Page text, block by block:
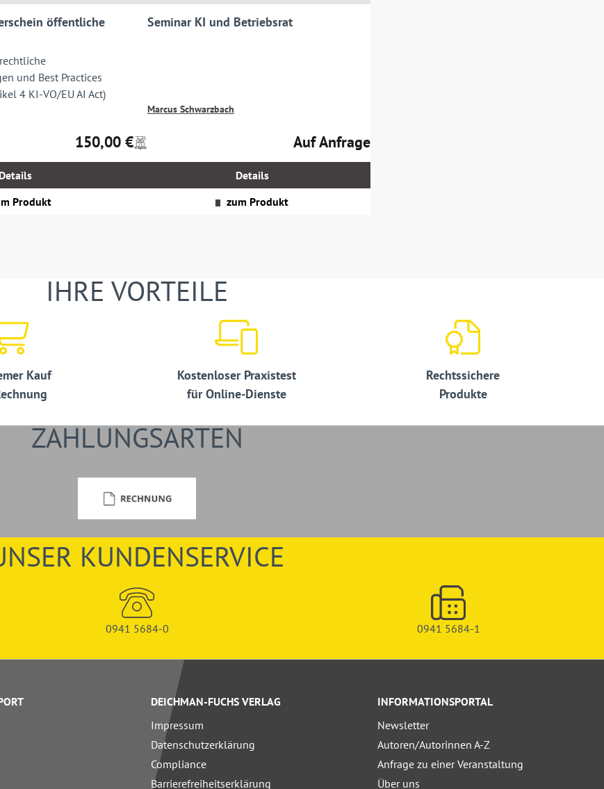
öffentliche
und Best Practices
4 KI-VO/EU AI Act)
Regulärer Preis:
150,00 €
Details
Produkt
Seminar KI und Betriebsrat
Marcus Schwarzbach
Regulärer Preis:
Auf Anfrage
Preise
inkl.
Details
zum Produkt
IHRE VORTEILE
Kauf
Kostenloser Praxistest
für Online-Dienste
Rechtssichere
Produkte
ZAHLUNGSARTEN
KUNDENSERVICE
0941 5684-0 0941 5684-1
DEICHMAN-FUCHS VERLAG
Impressum
Datenschutzerklärung
Compliance
Barrierefreiheitserklärung
INFORMATIONSPORTAL
Newsletter
Autoren/Autorinnen A-Z
Anfrage zu einer Veranstaltung
Über uns